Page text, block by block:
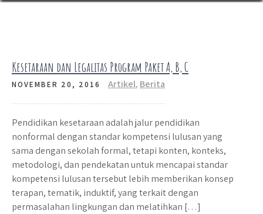
Kesetaraan dan Legalitas Program Paket A, B, C
NOVEMBER 20, 2016 Artikel, Berita
Pendidikan kesetaraan adalah jalur pendidikan
nonformal dengan standar kompetensi lulusan yang
sama dengan sekolah formal, tetapi konten, konteks,
metodologi, dan pendekatan untuk mencapai standar
kompetensi lulusan tersebut lebih memberikan konsep
terapan, tematik, induktif, yang terkait dengan
permasalahan lingkungan dan melatihkan […]